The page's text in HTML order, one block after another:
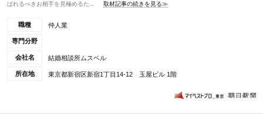
ばれるべきお相手を見極めるた...
取材記事の続きを見る≫
職種 仲人業
専門分野
会社名 結婚相談所ムスベル
所在地 東京都新宿区新宿1丁目14-12 玉屋ビル 1階